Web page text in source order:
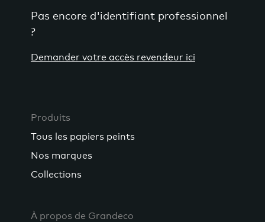
Pas encore d'identifiant professionnel
?
Demander votre accès revendeur ici
Produits
Tous les papiers peints
Nos marques
Collections
À propos de Grandeco